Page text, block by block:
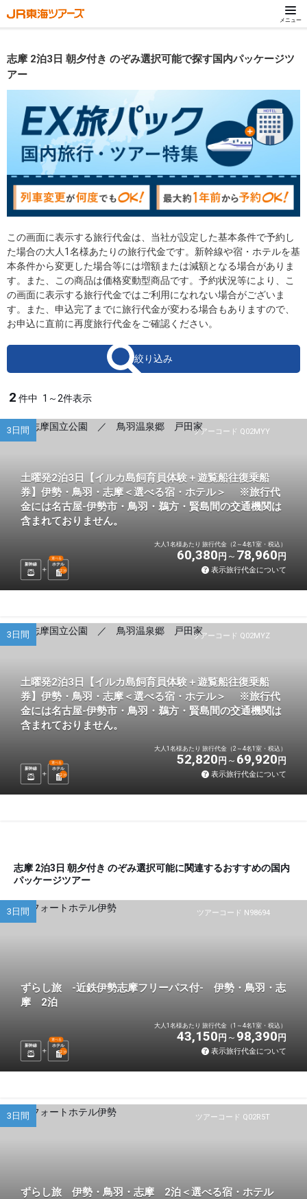
メニュー
志摩 2泊3日 朝夕付き のぞみ選択可能で探す国内パッケージツ
アー
この画面に表示する旅行代金は、当社が設定した基本条件で予約し
た場合の大人1名様あたりの旅行代金です。新幹線や宿・ホテルを基
本条件から変更した場合等には増額または減額となる場合がありま
す。また、この商品は価格変動型商品です。予約状況等により、こ
の画面に表示する旅行代金ではご利用になれない場合がございま
す。また、申込完了までに旅行代金が変わる場合もありますので、
お申込に直前に再度旅行代金をご確認ください。
絞り込み
2 件中 1～2件表示
ツアーコード Q02MYY
3日間
土曜発2泊3日【イルカ島飼育員体験＋遊覧船往復乗船
券】伊勢・鳥羽・志摩＜選べる宿・ホテル＞ ※旅行代
金には名古屋-伊勢市・鳥羽・鵜方・賢島間の交通機関は
含まれておりません。
新幹線 ホテル
選べる
2泊
大人1名様あたり 旅行代金（2～4名1室・税込）
60,380 円 78,960 円
表示旅行代金について
ツアーコード Q02MYZ
3日間
土曜発2泊3日【イルカ島飼育員体験＋遊覧船往復乗船
券】伊勢・鳥羽・志摩＜選べる宿・ホテル＞ ※旅行代
金には名古屋-伊勢市・鳥羽・鵜方・賢島間の交通機関は
含まれておりません。
新幹線 ホテル
選べる
2泊
大人1名様あたり 旅行代金（2～4名1室・税込）
52,820 円 69,920 円
表示旅行代金について
志摩 2泊3日 朝夕付き のぞみ選択可能に関連するおすすめの国内
パッケージツアー
ツアーコード N98694
3日間
ずらし旅 -近鉄伊勢志摩フリーパス付- 伊勢・鳥羽・志
摩 2泊
新幹線 ホテル
選べる
2泊
大人1名様あたり 旅行代金（1～4名1室・税込）
43,150 円 98,390 円
表示旅行代金について
ツアーコード Q02R5T
3日間
ずらし旅 伊勢・鳥羽・志摩 2泊＜選べる宿・ホテル